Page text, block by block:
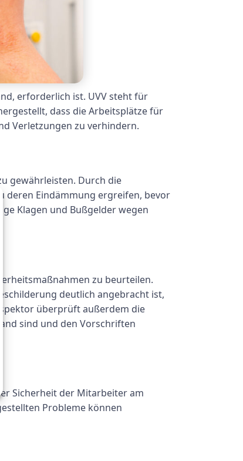
erforderlich ist. UVV steht für
dass die Arbeitsplätze für
Verletzungen zu verhindern.
gewährleisten. Durch die
deren Eindämmung ergreifen, bevor
Klagen und Bußgelder wegen
zu beurteilen.
deutlich angebracht ist,
überprüft außerdem die
sind und den Vorschriften
Sicherheit der Mitarbeiter am
Probleme können